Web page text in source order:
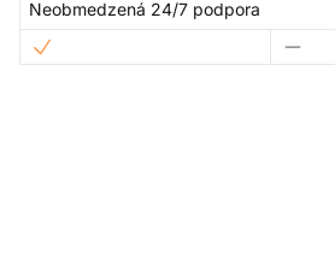
Neobmedzená 24/7 podpora